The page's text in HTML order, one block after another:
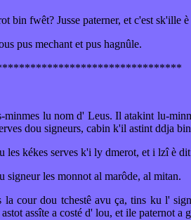
bin fwêt? Jusse paterner, et c'est sk'ille
pus mechant et pus hagnûle.
lu nom d' Leus. Il atakint lu-
dou signeurs, cabin k'il astint ddja
kékes serves k'i ly dmerot, et i lzî è
signeur les monnot al marôde, al mitan.
cour dou tchestê avu ça, tins ku l'
assîte a costé d' lou, et ile paternot a